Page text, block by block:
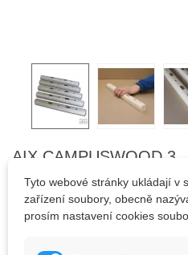
AIX CAMPUSWOOD 3
Pět dřevěných lištových chytů
prstech a pažích. Připevňují se
Tyto webové stránky ukládají v
zařízení soubory, obecně
prosím nastavení cookies